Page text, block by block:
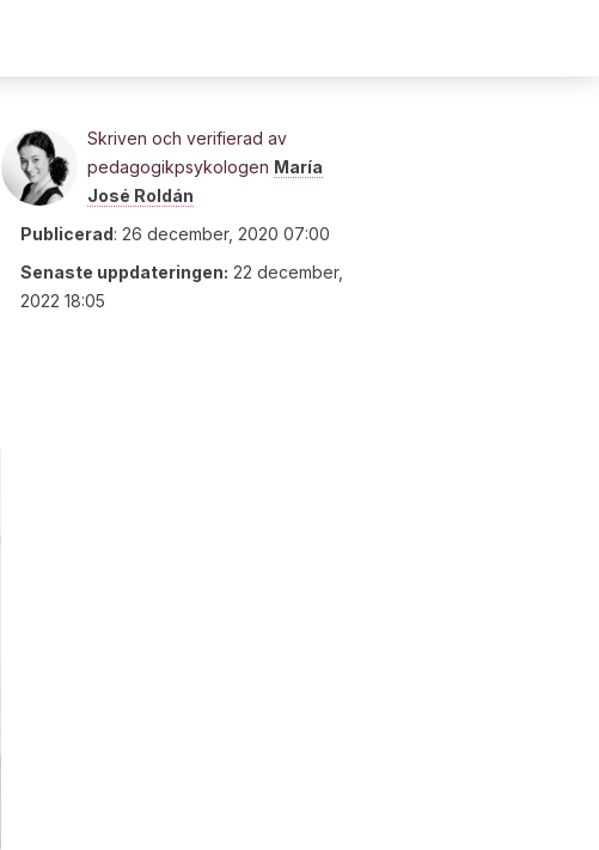
Skriven och verifierad av
pedagogikpsykologen María
José Roldán
Publicerad: 26 december, 2020 07:00
Senaste uppdateringen: 22 december,
2022 18:05